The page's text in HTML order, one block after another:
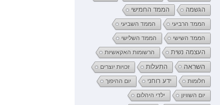
הגשמה הממד החמישי
הממד הרביעי הממד השביעי
הממד השישי הממד השלישי
העצמה נשית הרשומות האקאשיות
השראה התעלות זכויות יוצרים
חלומות ידע רוחני יום ההיפוך
יום השוויון ילדי היהלום